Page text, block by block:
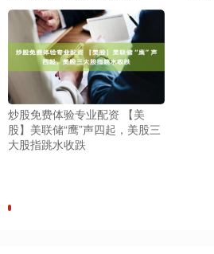
炒股免费体验专业配资 【美
股】美联储“鹰”声四起，美股三
大股指跳水收跌